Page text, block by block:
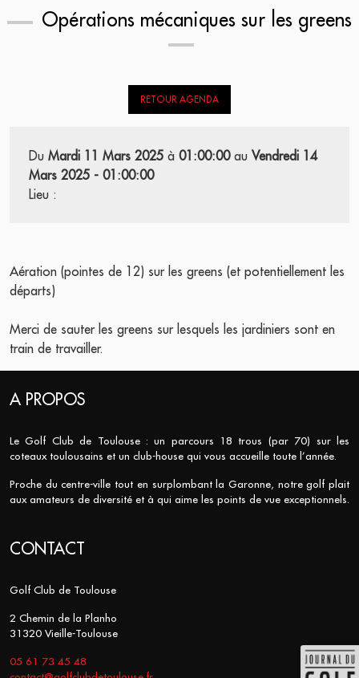
Opérations mécaniques sur les greens
RETOUR AGENDA
Du Mardi 11 Mars 2025 à 01:00:00au Vendredi 14
Mars 2025 - 01:00:00
Lieu :
Aération (pointes de 12) sur les greens (et potentiellement les
départs)
Merci de sauter les greens sur lesquels les jardiniers sont en
train de travailler.
A PROPOS
Le Golf Club de Toulouse : un parcours 18 trous (par 70) sur les
coteaux toulousains et un club-house qui vous accueille toute l’année.
Proche du centre-ville tout en surplombant la Garonne, notre golf plait
aux amateurs de diversité et à qui aime les points de vue exceptionnels.
CONTACT
Golf Club de Toulouse
2 Chemin de la Planho
31320 Vieille-Toulouse
05 61 73 45 48